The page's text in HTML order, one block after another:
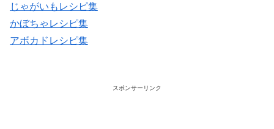
じゃがいもレシピ集
かぼちゃレシピ集
アボカドレシピ集
スポンサーリンク